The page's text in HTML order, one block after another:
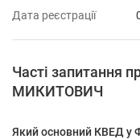
Дата реєстрації
Часті запитання
МИКИТОВИЧ
Який основний КВЕД